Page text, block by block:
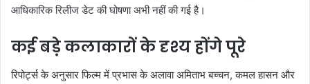
आधिकारिक रिलीज डेट की घोषणा अभी नहीं की गई है।
कई बड़े कलाकारों के दृश्य होंगे पूरे
रिपोर्ट्स के अनुसार फिल्म में प्रभास के अलावा अमिताभ बच्चन, कमल हासन और